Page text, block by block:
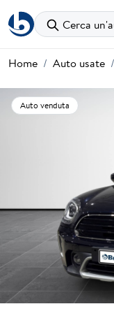
Cerca
Home Auto usate
Auto venduta